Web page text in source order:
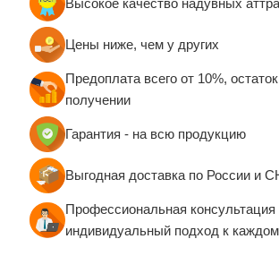
Руководства по эксплуатации и
Санитарно-
(СЭЗ)
Вся продукция изготавливается по
обеспечением 100% постановки на
Гостехнадзоре.
Высокое качество надувных
Цены ниже, чем у других
Предоплата всего от 10%,
получении
Гарантия - на всю продукцию
Выгодная доставка по России и
Профессиональная консультация
индивидуальный подход к